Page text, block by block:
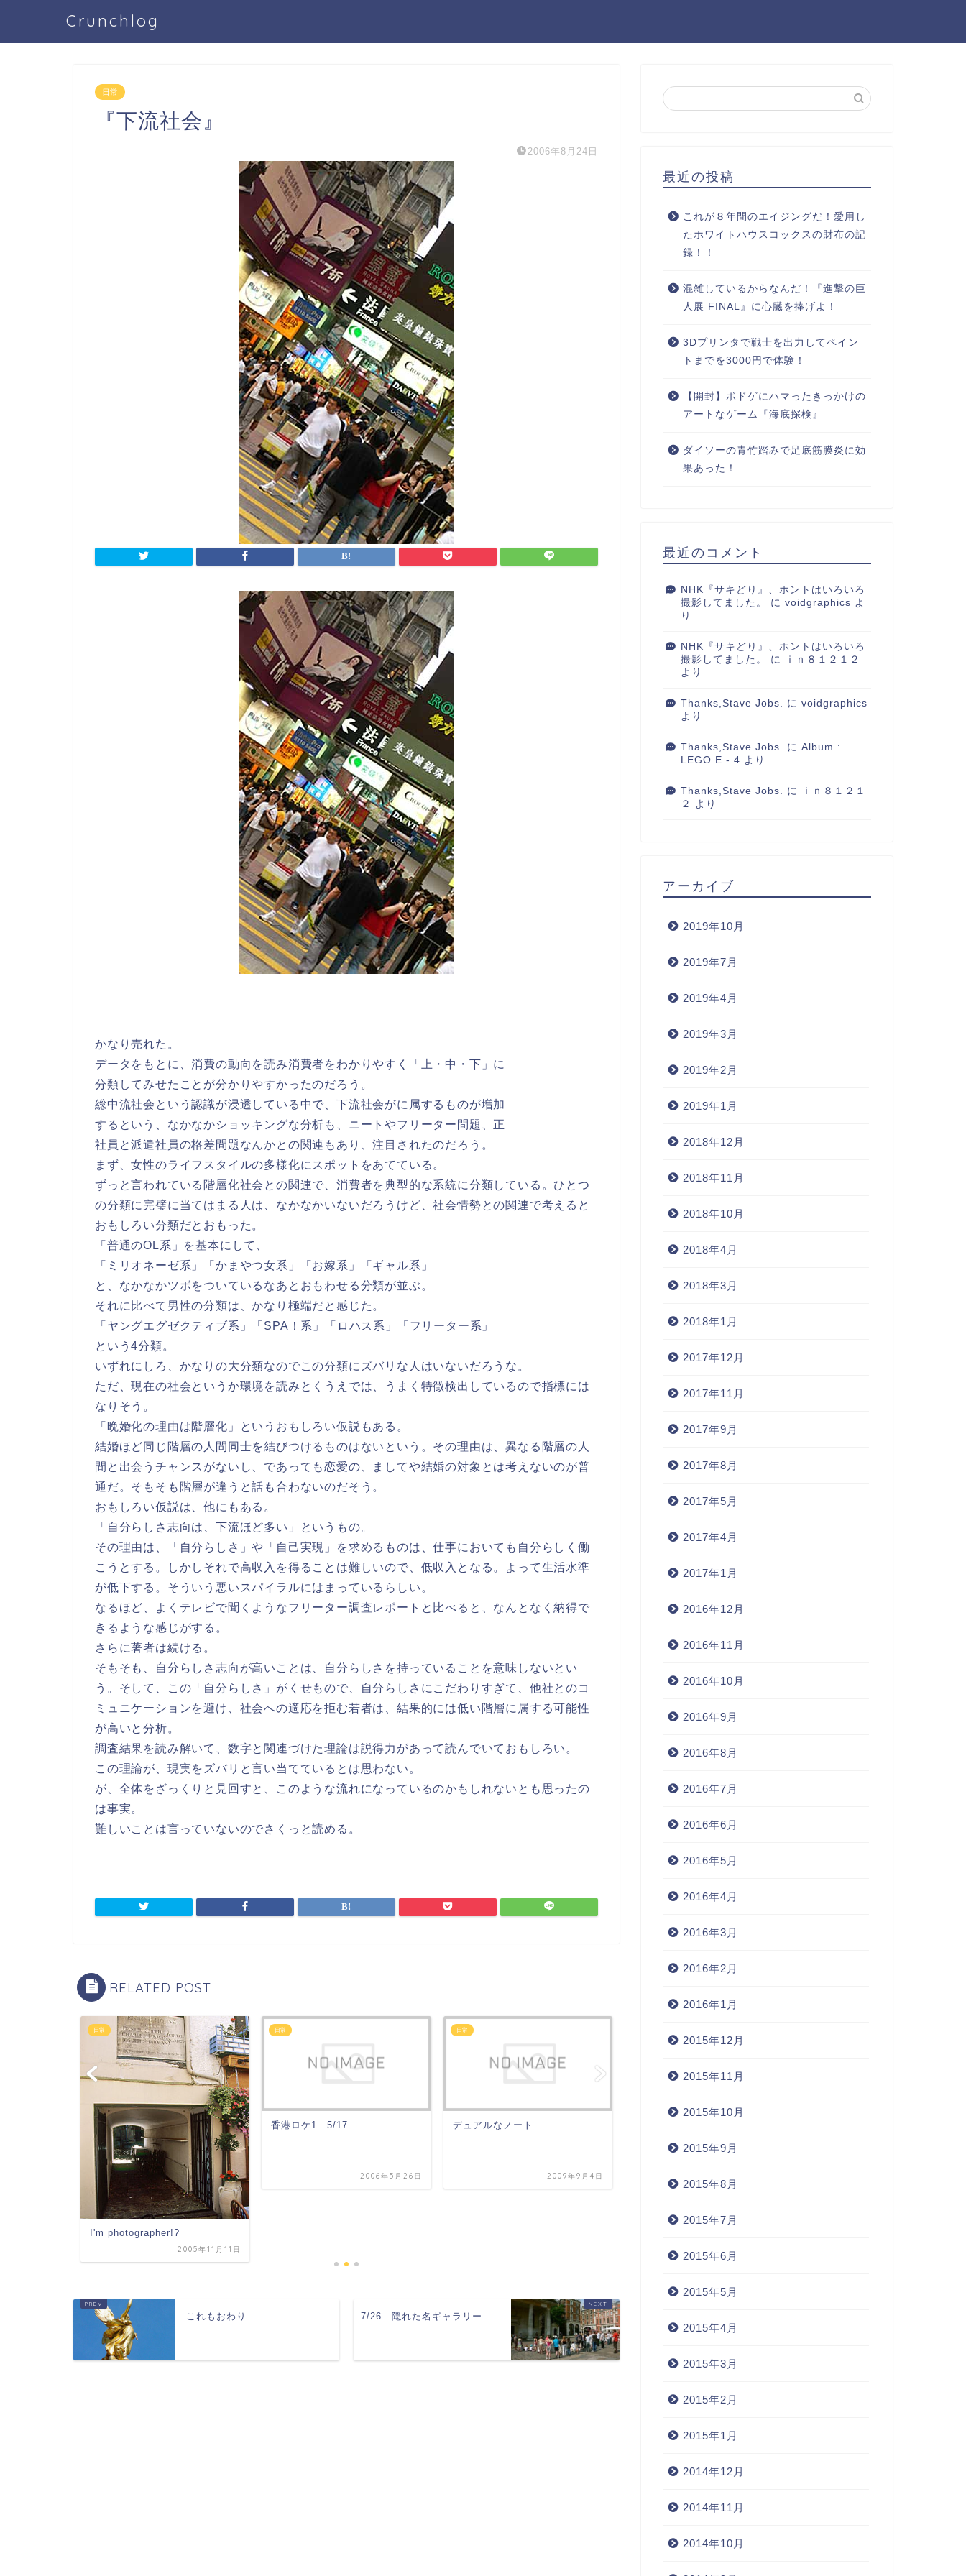
Crunchlog
日常
『下流社会』
2006年8月24日
かなり売れた。
データをもとに、消費の動向を読み消費者をわかりやすく「上・中・下」に
分類してみせたことが分かりやすかったのだろう。
総中流社会という認識が浸透している中で、下流社会がに属するものが増加
するという、なかなかショッキングな分析も、ニートやフリーター問題、正
社員と派遣社員の格差問題なんかとの関連もあり、注目されたのだろう。
まず、女性のライフスタイルの多様化にスポットをあてている。
ずっと言われている階層化社会との関連で、消費者を典型的な系統に分類している。ひとつ
の分類に完璧に当てはまる人は、なかなかいないだろうけど、社会情勢との関連で考えると
おもしろい分類だとおもった。
「普通のOL系」を基本にして、
「ミリオネーゼ系」「かまやつ女系」「お嫁系」「ギャル系」
と、なかなかツボをついているなあとおもわせる分類が並ぶ。
それに比べて男性の分類は、かなり極端だと感じた。
「ヤングエグゼクティブ系」「SPA！系」「ロハス系」「フリーター系」
という4分類。
いずれにしろ、かなりの大分類なのでこの分類にズバリな人はいないだろうな。
ただ、現在の社会というか環境を読みとくうえでは、うまく特徴検出しているので指標には
なりそう。
「晩婚化の理由は階層化」というおもしろい仮説もある。
結婚ほど同じ階層の人間同士を結びつけるものはないという。その理由は、異なる階層の人
間と出会うチャンスがないし、であっても恋愛の、ましてや結婚の対象とは考えないのが普
通だ。そもそも階層が違うと話も合わないのだそう。
おもしろい仮説は、他にもある。
「自分らしさ志向は、下流ほど多い」というもの。
その理由は、「自分らしさ」や「自己実現」を求めるものは、仕事においても自分らしく働
こうとする。しかしそれで高収入を得ることは難しいので、低収入となる。よって生活水準
が低下する。そういう悪いスパイラルにはまっているらしい。
なるほど、よくテレビで聞くようなフリーター調査レポートと比べると、なんとなく納得で
きるような感じがする。
さらに著者は続ける。
そもそも、自分らしさ志向が高いことは、自分らしさを持っていることを意味しないとい
う。そして、この「自分らしさ」がくせもので、自分らしさにこだわりすぎて、他社とのコ
ミュニケーションを避け、社会への適応を拒む若者は、結果的には低い階層に属する可能性
が高いと分析。
調査結果を読み解いて、数字と関連づけた理論は説得力があって読んでいておもしろい。
この理論が、現実をズバリと言い当てているとは思わない。
が、全体をざっくりと見回すと、このような流れになっているのかもしれないとも思ったの
は事実。
難しいことは言っていないのでさくっと読める。
RELATED POST
日常
I'm photographer!?
2005年11月11日
日常
香港ロケ1 5/17
2006年5月26日
日常
デュアルなノート
2009年9月4日
2005年11月11日
これもおわり 7/26 隠れた名ギャラリー
最近の投稿
これが８年間のエイジングだ！愛用し
たホワイトハウスコックスの財布の記
録！！
混雑しているからなんだ！『進撃の巨
人展 FINAL』に心臓を捧げよ！
3Dプリンタで戦士を出力してペイン
トまでを3000円で体験！
【開封】ボドゲにハマったきっかけの
アートなゲーム『海底探検』
ダイソーの青竹踏みで足底筋膜炎に効
果あった！
最近のコメント
NHK『サキどり』、ホントはいろいろ
撮影してました。
に voidgraphics よ
り
NHK『サキどり』、ホントはいろいろ
撮影してました。
に
ｉｎ８１２１２
より
Thanks,Stave Jobs. に voidgraphics
より
Thanks,Stave Jobs. に Album :
LEGO E - 4 より
Thanks,Stave Jobs. に
ｉｎ８１２１
２
より
アーカイブ
2019年10月
2019年7月
2019年4月
2019年3月
2019年2月
2019年1月
2018年12月
2018年11月
2018年10月
2018年4月
2018年3月
2018年1月
2017年12月
2017年11月
2017年9月
2017年8月
2017年5月
2017年4月
2017年1月
2016年12月
2016年11月
2016年10月
2016年9月
2016年8月
2016年7月
2016年6月
2016年5月
2016年4月
2016年3月
2016年2月
2016年1月
2015年12月
2015年11月
2015年10月
2015年9月
2015年8月
2015年7月
2015年6月
2015年5月
2015年4月
2015年3月
2015年2月
2015年1月
2014年12月
2014年11月
2014年10月